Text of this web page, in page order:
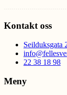
Kontakt oss
Seilduksgata
22 38 18 98
Meny